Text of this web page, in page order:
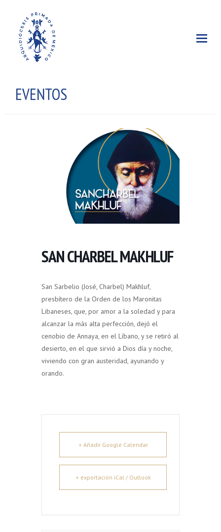
EVENTOS
SAN CHARBEL MAKHLUF
San Sarbelio (José, Charbel) Makhluf,
presbítero de la Orden de los Maronitas
Libaneses, que, por amor a la soledad y para
alcanzar la más alta perfección, dejó el
cenobio de Annaya, en el Líbano, y se retiró al
desierto, en el que sirvió a Dios día y noche,
viviendo con gran austeridad, ayunando y
orando.
+ Añadir Google Calendar
+ exportación iCal / Outlook